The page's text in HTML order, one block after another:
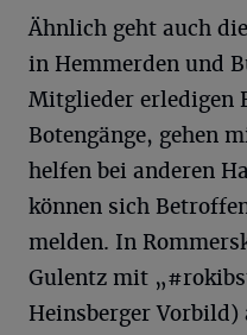
Ähnlich geht auch
in Hemmerden und
Mitglieder erledigen
Botengänge, gehen
helfen bei anderen
können sich
melden. In
Gulentz mit
Heinsberger Vorbild)